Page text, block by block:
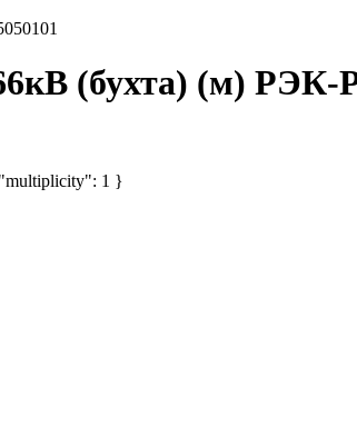
(бухта) (м) РЭК-
1 }